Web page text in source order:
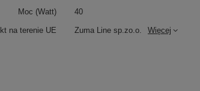
na terenie UE Zuma Line sp.zo.o. Więcej
Moc (Watt) 40